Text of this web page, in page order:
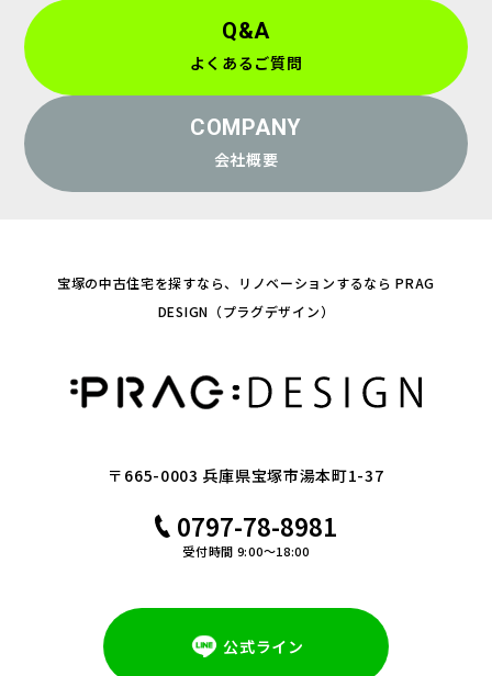
Q&A
よくあるご質問
COMPANY
会社概要
宝塚の中古住宅を探すなら、リノベーションするなら PRAG
DESIGN（プラグデザイン）
〒665-0003 兵庫県宝塚市湯本町1-37
0797-78-8981
受付時間 9:00～18:00
公式ライン